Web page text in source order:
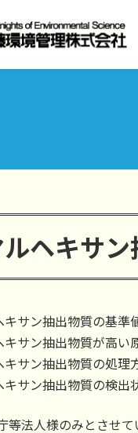
ヘキサ
キサン抽出物質の基準
キサン抽出物質が高い
キサン抽出物質の処理
キサン抽出物質の検出
等法人様のみとさせて